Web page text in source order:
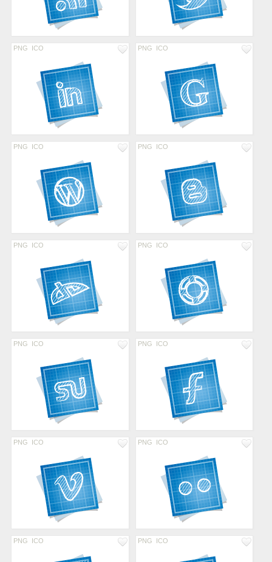
PNG ICO PNG ICO
PNG ICO PNG ICO
PNG ICO PNG ICO
PNG ICO PNG ICO
PNG ICO PNG ICO
PNG ICO PNG ICO